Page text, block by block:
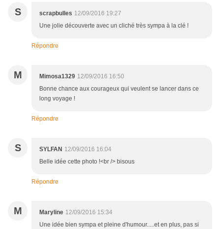
S scrapbulles 12/09/2016 19:27
Une jolie découverte avec un cliché très sympa à la clé !
Répondre
M Mimosa1329 12/09/2016 16:50
Bonne chance aux courageux qui veulent se lancer dans ce
long voyage !
Répondre
S SYLFAN 12/09/2016 16:04
Belle idée cette photo !<br /> bisous
Répondre
M Maryline 12/09/2016 15:34
Une idée bien sympa et pleine d'humour.....et en plus, pas si